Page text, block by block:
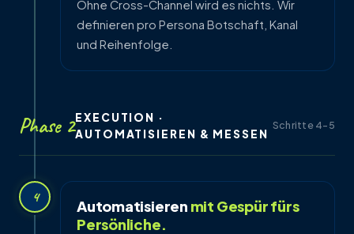
Ohne Cross-Channel wird es nichts. Wir
definieren pro Persona Botschaft, Kanal
und Reihenfolge.
Phase 2EXECUTION ·
AUTOMATISIEREN & MESSEN
Schritte 4–5
4 Automatisieren mit Gespür fürs
Persönliche.